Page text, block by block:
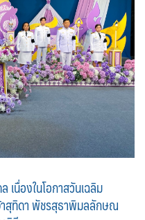
นื่องในโอกาสวันเฉลิม
าสุทิดา พัชรสุธาพิมลลักษณ